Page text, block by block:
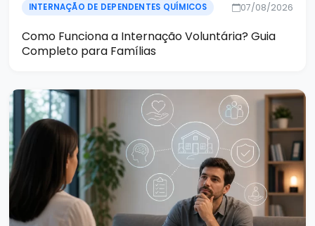
INTERNAÇÃO DE DEPENDENTES QUÍMICOS 07/08/2026
Como Funciona a Internação Voluntária? Guia
Completo para Famílias